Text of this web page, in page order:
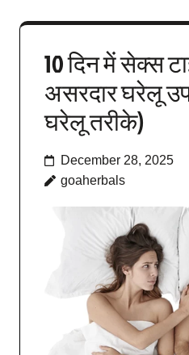
10 दिन में सेक्स
असरदार घरेलू
घरेलू तरीके)
December 28, 2025
goaherbals